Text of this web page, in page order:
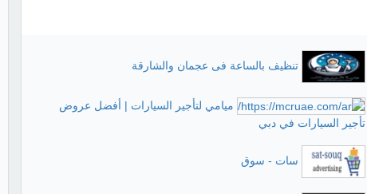
تنظيف بالساعة فى عجمان والشارقة
ميامي لتأجير السيارات | أفضل عروض
تأجير السيارات في دبي
سات - سوق